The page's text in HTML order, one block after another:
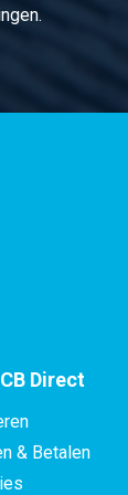
36 ca 3
(430F) 42 ca
48 ca 3
(430F) 60 ca 3
(430F) 65 ca
(430F) 70 ca
Direct
& Betalen